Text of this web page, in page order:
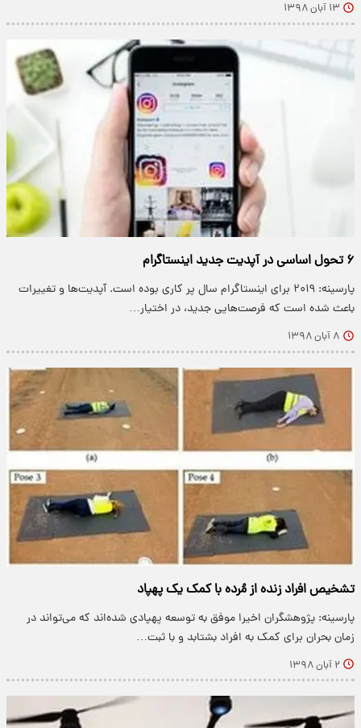
۱۳ آبان ۱۳۹۸
۶ تحول اساسی در آپدیت جدید اینستاگرام
پارسینه: ۲۰۱۹ برای اینستاگرام سال پر کاری بوده است. آپدیت‌ها و تغییرات
باعث شده است که فرصت‌هایی جدید، در اختیار…
۸ آبان ۱۳۹۸
تشخیص افراد زنده از مُرده با کمک یک پهپاد
پارسینه: پژوهشگران اخیرا موفق به توسعه پهپادی شده‌اند که می‌تواند در
زمان بحران برای کمک به افراد بشتابد و با ثبت…
۲ آبان ۱۳۹۸